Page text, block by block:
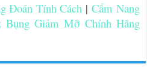
Đoán Tính Cách |Cẩm Nang
Giảm Mỡ Chính Hãng